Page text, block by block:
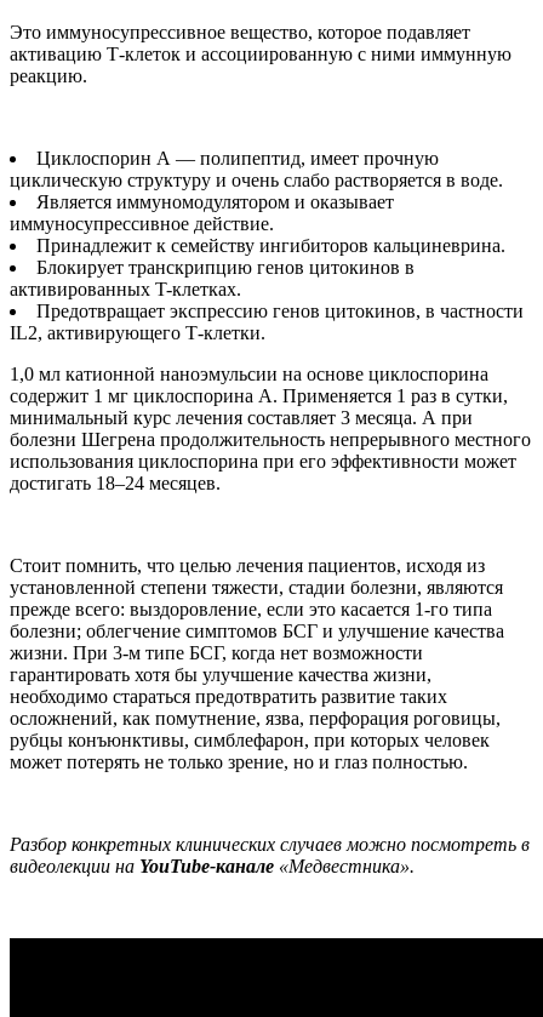
Это иммуносупрессивное вещество, которое подавляет
активацию Т-клеток и ассоциированную с ними иммунную
реакцию.
Циклоспорин А — полипептид, имеет прочную
циклическую структуру и очень слабо растворяется в воде.
Является иммуномодулятором и оказывает
иммуносупрессивное действие.
Принадлежит к семейству ингибиторов кальциневрина.
Блокирует транскрипцию генов цитокинов в
активированных T-клетках.
Предотвращает экспрессию генов цитокинов, в частности
IL2, активирующего Т-клетки.
1,0 мл катионной наноэмульсии на основе циклоспорина
содержит 1 мг циклоспорина А. Применяется 1 раз в сутки,
минимальный курс лечения составляет 3 месяца. А при
болезни Шегрена продолжительность непрерывного местного
использования циклоспорина при его эффективности может
достигать 18–24 месяцев.
Стоит помнить, что целью лечения пациентов, исходя из
установленной степени тяжести, стадии болезни, являются
прежде всего: выздоровление, если это касается 1-го типа
болезни; облегчение симптомов БСГ и улучшение качества
жизни. При 3-м типе БСГ, когда нет возможности
гарантировать хотя бы улучшение качества жизни,
необходимо стараться предотвратить развитие таких
осложнений, как помутнение, язва, перфорация роговицы,
рубцы конъюнктивы, симблефарон, при которых человек
может потерять не только зрение, но и глаз полностью.
Разбор конкретных клинических случаев можно посмотреть в
видеолекции на YouTube-канале «Медвестника».